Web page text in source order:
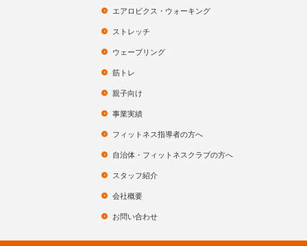
エアロビクス・ウォーキング
ストレッチ
ウェーブリング
筋トレ
親子向け
事業実績
フィットネス指導者の方へ
自治体・フィットネスクラブの方へ
スタッフ紹介
会社概要
お問い合わせ